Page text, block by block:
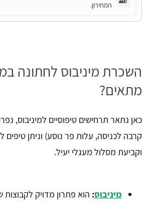
המחירון.
השכרת מיניבוס לחתונה
מתאים?
כאן נתאר תרחישים טיפוסיים למיניבוס,
קרבה לכניסה, עלות פר נוסע) וניתן טיפים
וקביעת מסלול מעגלי יעיל.
מיניבוס: